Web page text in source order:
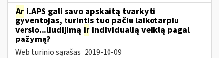
Ar i.APS gali savo apskaitą tvarkyti
gyventojas, turintis tuo pačiu laikotarpiu
verslo...liudijimą ir individualią veiklą pagal
pažymą?
Web turinio sąrašas 2019-10-09